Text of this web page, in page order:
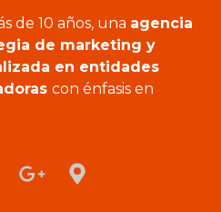
de 10 años, una agencia
de marketing y
en entidades
con énfasis en